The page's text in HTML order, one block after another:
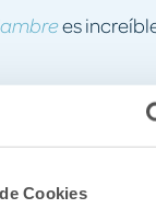
Cookies
es
podría